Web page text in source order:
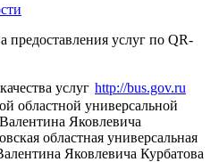
предоставления услуг по QR-
http://bus.gov.ru
областной универсальной
Яковлевича
областная универсальная
Яковлевича Курбатова